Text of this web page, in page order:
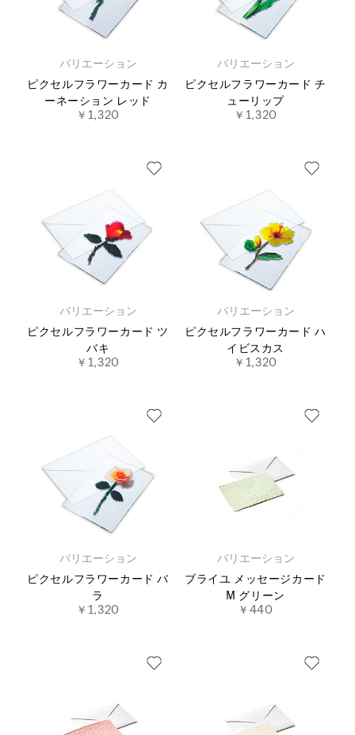
バリエーション
ピクセルフラワーカード カ
ーネーション レッド
￥1,320
バリエーション
ピクセルフラワーカード チ
ューリップ
￥1,320
バリエーション
ピクセルフラワーカード ツ
バキ
￥1,320
バリエーション
ピクセルフラワーカード ハ
イビスカス
￥1,320
バリエーション
ピクセルフラワーカード バ
ラ
￥1,320
バリエーション
ブライユ メッセージカード
M グリーン
￥440